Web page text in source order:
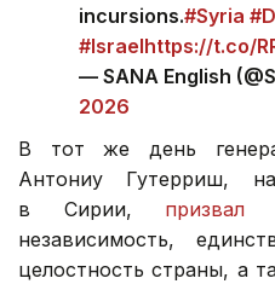
incursions.#Syria
#Israelhttps://t.co/
— SANA English
2026
В тот же день
Антониу Гутерриш,
в Сирии, призвал
независимость,
целостность страны, а